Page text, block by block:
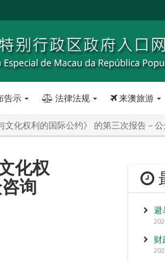
告示 法律法规 来澳旅游
化权利的国际公约》 的第三次报告－
化权
询
避
财